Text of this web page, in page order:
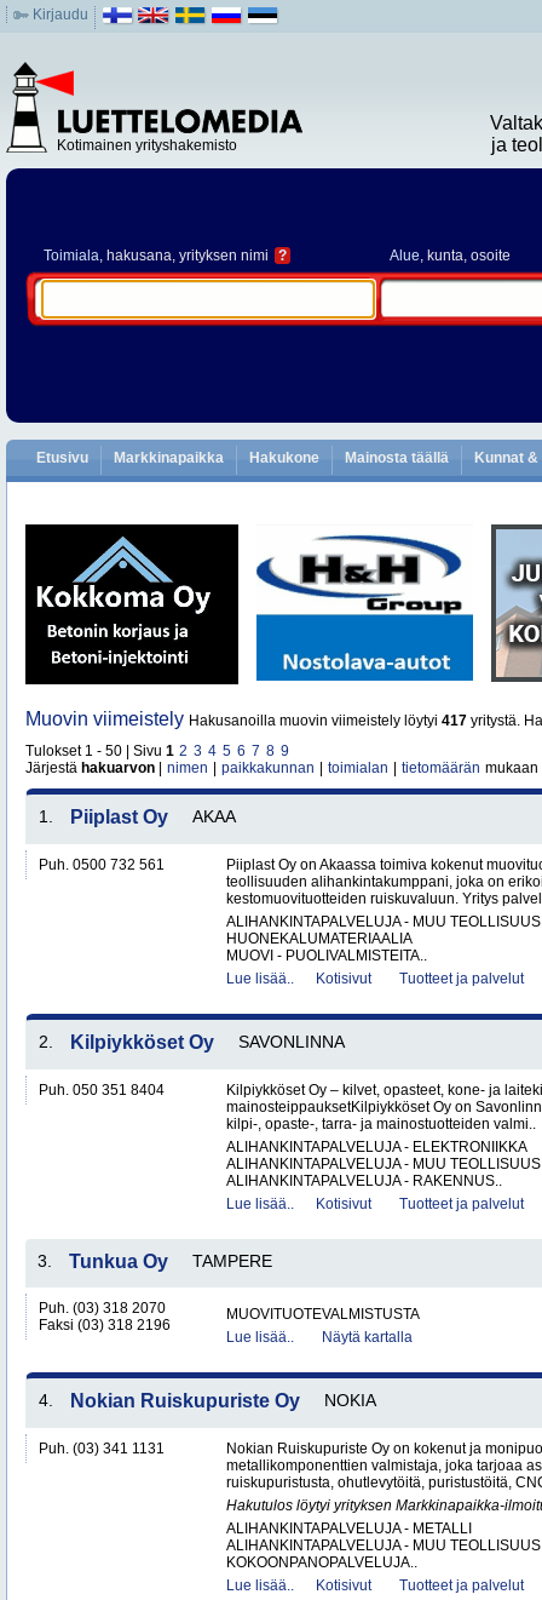
Kirjaudu
Kotimainen yrityshakemisto
ja
Toimiala, hakusana, yrityksen nimi ? Alue, kunta, osoite
Etusivu Markkinapaikka Hakukone Mainosta täällä Kunnat
Muovin viimeistely Hakusanoilla muovin viimeistely löytyi 417 yritystä.
Tulokset 1 - 50 | Sivu 1 2 3 4 5 6 7 8 9
Järjestä hakuarvon nimen paikkakunnan toimialan tietomäärän mukaan
1. Piiplast Oy AKAA
Puh. 0500 732 561
Piiplast Oy on Akaassa toimiva kokenut
teollisuuden alihankintakumppani, joka on
kestomuovituotteiden ruiskuvaluun. Yritys
ALIHANKINTAPALVELUJA - MUU TEOLLISUUS
HUONEKALUMATERIAALIA
MUOVI - PUOLIVALMISTEITA..
Lue lisää..
Kotisivut Tuotteet ja palvelut
2. Kilpiykköset Oy SAVONLINNA
Puh. 050 351 8404
Kilpiykköset Oy – kilvet, opasteet, kone- ja
mainosteippauksetKilpiykköset Oy on
kilpi-, opaste-, tarra- ja mainostuotteiden valmi..
ALIHANKINTAPALVELUJA - ELEKTRONIIKKA
ALIHANKINTAPALVELUJA - MUU TEOLLISUUS
ALIHANKINTAPALVELUJA - RAKENNUS..
Lue lisää..
Kotisivut Tuotteet ja palvelut
3. Tunkua Oy TAMPERE
Puh. (03) 318 2070
Faksi (03) 318 2196
MUOVITUOTEVALMISTUSTA
Lue lisää..
Näytä kartalla
4. Nokian Ruiskupuriste Oy NOKIA
Puh. (03) 341 1131
Nokian Ruiskupuriste Oy on kokenut ja
metallikomponenttien valmistaja, joka tarjoaa
ruiskupuristusta, ohutlevytöitä, puristustöitä,
Hakutulos löytyi yrityksen Markkinapaikka-
ALIHANKINTAPALVELUJA - METALLI
ALIHANKINTAPALVELUJA - MUU TEOLLISUUS
KOKOONPANOPALVELUJA..
Lue lisää..
Kotisivut Tuotteet ja palvelut